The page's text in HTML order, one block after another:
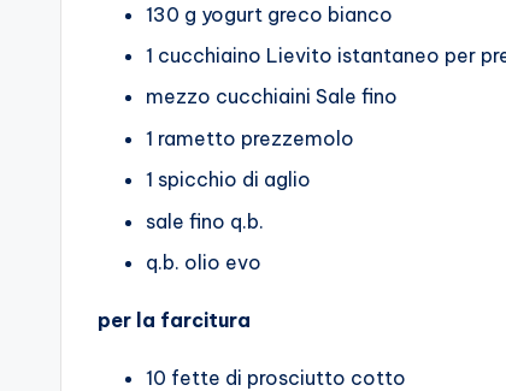
130 g yogurt greco bianco
1 cucchiaino Lievito istantaneo per
mezzo cucchiaini Sale fino
1 rametto prezzemolo
1 spicchio di aglio
sale fino q.b.
q.b. olio evo
per la farcitura
10 fette di prosciutto cotto